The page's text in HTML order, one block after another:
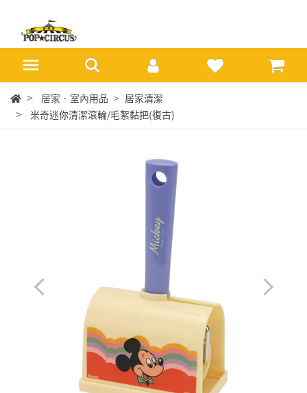
居家‧室內用品
居家清潔
米奇迷你清潔滾輪/毛絮黏把(復古)